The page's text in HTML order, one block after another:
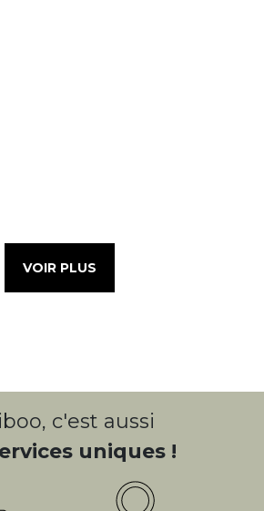
VOIR PLUS
c'est aussi
uniques !